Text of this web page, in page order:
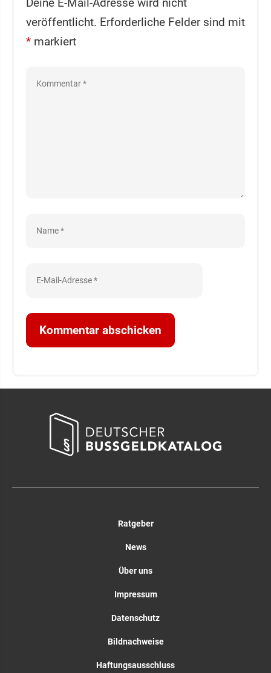
veröffentlicht. Erforderliche Felder sind mit
* markiert
Ratgeber
News
Über uns
Impressum
Datenschutz
Bildnachweise
Haftungsausschluss